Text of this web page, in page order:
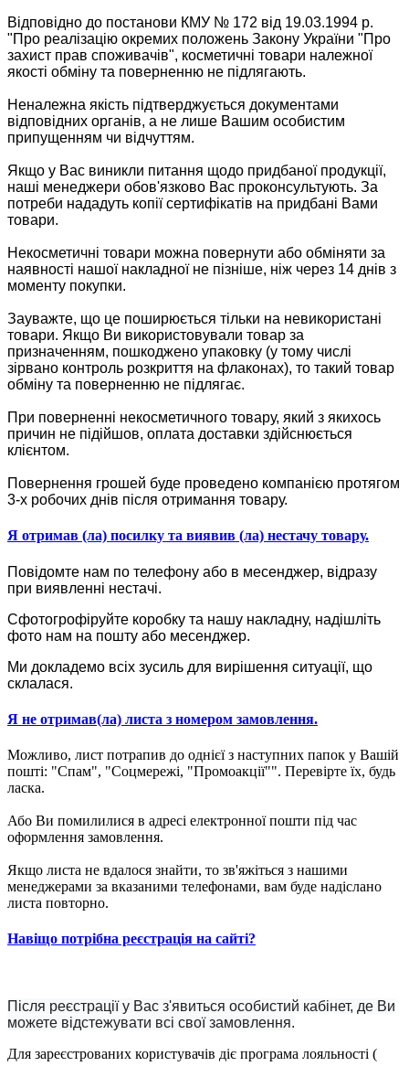
Відповідно до постанови КМУ № 172 від 19.03.1994 р.
"Про реалізацію окремих положень Закону України "Про
захист прав споживачів", косметичні товари належної
якості обміну та поверненню не підлягають.
Неналежна якість підтверджується документами
відповідних органів, а не лише Вашим особистим
припущенням чи відчуттям.
Якщо у Вас виникли питання щодо придбаної продукції,
наші менеджери обов'язково Вас проконсультують. За
потреби нададуть копії сертифікатів на придбані Вами
товари.
Некосметичні товари можна повернути або обміняти за
наявності нашої накладної не пізніше, ніж через 14 днів з
моменту покупки.
Зауважте, що це поширюється тільки на невикористані
товари. Якщо Ви використовували товар за
призначенням, пошкоджено упаковку (у тому числі
зірвано контроль розкриття на флаконах), то такий товар
обміну та поверненню не підлягає.
При поверненні некосметичного товару, який з якихось
причин не підійшов, оплата доставки здійснюється
клієнтом.
Повернення грошей буде проведено компанією протягом
3-х робочих днів після отримання товару.
Я отримав (ла) посилку та виявив (ла) нестачу товару.
Повідомте нам по телефону або в месенджер, відразу
при виявленні нестачі.
Сфотогрофіруйте коробку та нашу накладну, надішліть
фото нам на пошту або месенджер.
Ми докладемо всіх зусиль для вирішення ситуації, що
склалася.
Я не отримав(ла) листа з номером замовлення.
Можливо, лист потрапив до однієї з наступних папок у Вашій
пошті: "Спам", "Соцмережі, "Промоакції"". Перевірте їх, будь
ласка.
Або Ви помилилися в адресі електронної пошти під час
оформлення замовлення.
Якщо листа не вдалося знайти, то зв'яжіться з нашими
менеджерами за вказаними телефонами, вам буде надіслано
листа повторно.
Навіщо потрібна реєстрація на сайті?
Після реєстрації у Вас з'явиться особистий кабінет, де Ви
можете відстежувати всі свої замовлення.
Для зареєстрованих користувачів діє програма лояльності (